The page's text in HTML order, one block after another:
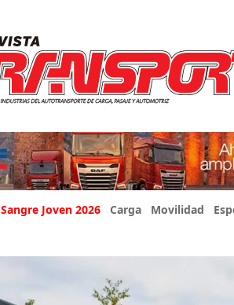
Sangre Joven 2026 Carga Movilidad